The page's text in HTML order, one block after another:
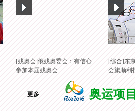
[残奥会]俄残奥委会：有信心
参加本届残奥会
[综合]东
会旗顺利
更多 奥运项目